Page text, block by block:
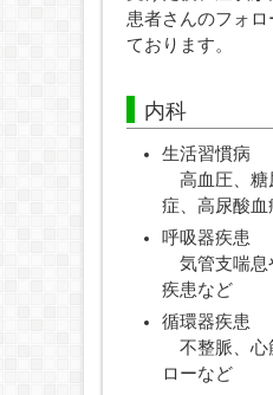
患者さんのフォ
ております。
内科
生活習慣病
高血圧、糖
症、高尿酸血
呼吸器疾患
気管支喘息
疾患など
循環器疾患
不整脈、心
ローなど